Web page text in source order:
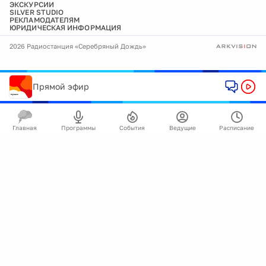
ЭКСКУРСИИ
SILVER STUDIO
РЕКЛАМОДАТЕЛЯМ
ЮРИДИЧЕСКАЯ ИНФОРМАЦИЯ
2026 Радиостанция «Серебряный Дождь»
Прямой эфир
Главная Программы События Ведущие Расписание